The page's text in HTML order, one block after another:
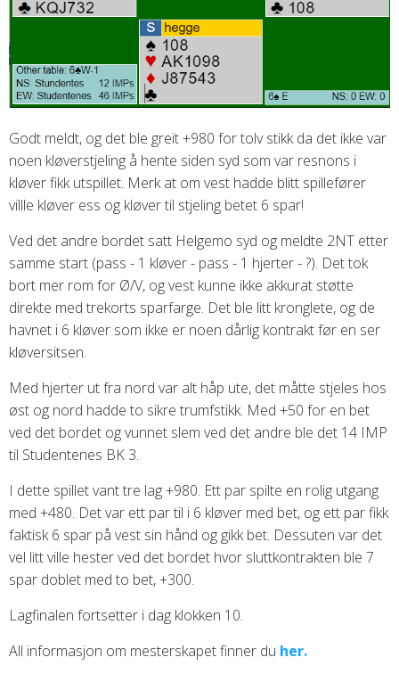
Godt meldt, og det ble greit +980 for tolv stikk da det ikke var
noen kløverstjeling å hente siden syd som var resnons i
kløver fikk utspillet. Merk at om vest hadde blitt spillefører
villle kløver ess og kløver til stjeling betet 6 spar!
Ved det andre bordet satt Helgemo syd og meldte 2NT etter
samme start (pass - 1 kløver - pass - 1 hjerter - ?). Det tok
bort mer rom for Ø/V, og vest kunne ikke akkurat støtte
direkte med trekorts sparfarge. Det ble litt kronglete, og de
havnet i 6 kløver som ikke er noen dårlig kontrakt før en ser
kløversitsen.
Med hjerter ut fra nord var alt håp ute, det måtte stjeles hos
øst og nord hadde to sikre trumfstikk. Med +50 for en bet
ved det bordet og vunnet slem ved det andre ble det 14 IMP
til Studentenes BK 3.
I dette spillet vant tre lag +980. Ett par spilte en rolig utgang
med +480. Det var ett par til i 6 kløver med bet, og ett par fikk
faktisk 6 spar på vest sin hånd og gikk bet. Dessuten var det
vel litt ville hester ved det bordet hvor sluttkontrakten ble 7
spar doblet med to bet, +300.
Lagfinalen fortsetter i dag klokken 10.
All informasjon om mesterskapet finner du her.